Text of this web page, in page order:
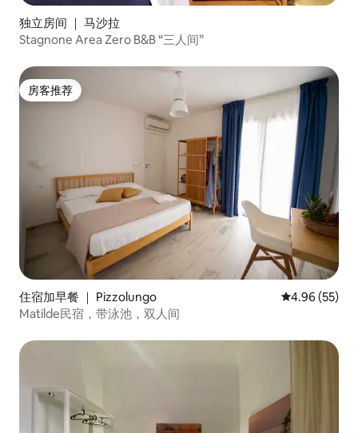
独立房间 ｜ 马沙拉
Stagnone Area Zero B&B “三人间”
房客推荐
房客推荐
住宿加早餐 ｜ Pizzolungo 平均评分
4.96 (55)
Matilde民宿，带泳池，双人间